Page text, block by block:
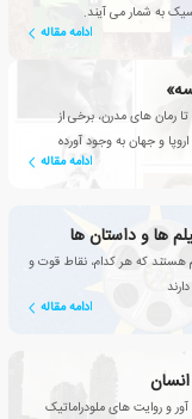
به شمار می آیند.
ادامه مقاله
رمان های مدرن، برخی از
اروپا و جهان به وجود آورده
ادامه مقاله
ها و داستان ها
هستند که هر کدام، نقاط قوت و
ادامه مقاله
و روایت های ملودراماتیک